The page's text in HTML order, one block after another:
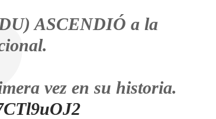
ASCENDIÓ a la
vez en su historia.